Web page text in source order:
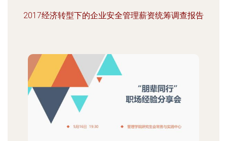
2017经济转型下的企业安全管理薪资统筹调查报告